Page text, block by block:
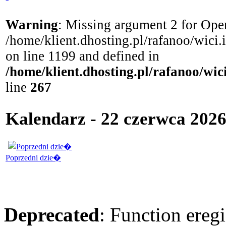
Warning: Missing argument 2 for
/home/klient.dhosting.pl/rafanoo/
on line 1199 and defined in
/home/klient.dhosting.pl/rafanoo/
line 267
Kalendarz - 22 czerwca
Poprzedni dzie�
Deprecated: Function